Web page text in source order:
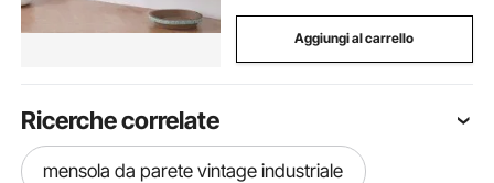
Aggiungi al carrello
Ricerche correlate
mensola da parete vintage industriale